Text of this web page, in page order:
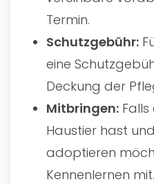
Termin.
Schutzgebühr:
eine
Deckung der
Mitbringen:
Haustier hast
adoptieren
Kennenlernen mit.